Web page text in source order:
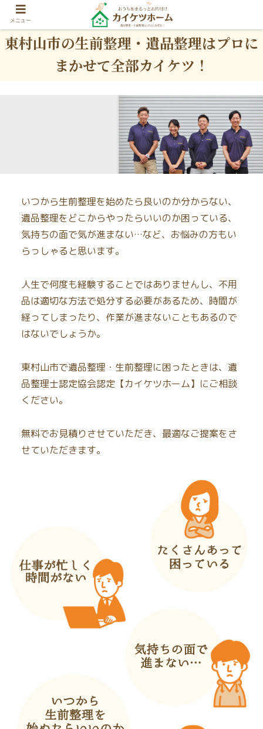
東村山市の生前整理・遺品整理はプロに
まかせて全部カイケツ！
いつから生前整理を始めたら良いのか分からない、
遺品整理をどこからやったらいいのか困っている、
気持ちの面で気が進まない…など、お悩みの方もい
らっしゃると思います。
人生で何度も経験することではありませんし、不用
品は適切な方法で処分する必要があるため、時間が
経ってしまったり、作業が進まないこともあるので
はないでしょうか。
東村山市で遺品整理・生前整理に困ったときは、遺
品整理士認定協会認定【カイケツホーム】にご相談
ください。
無料でお見積りさせていただき、最適なご提案をさ
せていただきます。
メニュー